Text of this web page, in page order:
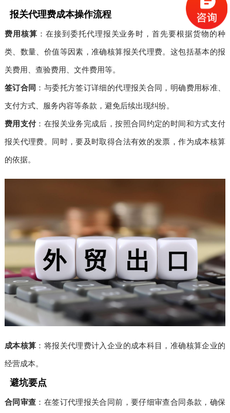
报关代理费成本操作流程
费用核算 ：在接到委托代理报关业务时，首先要根据货物的种
类、数量、价值等因素，准确核算报关代理费。这包括基本的报
关费用、查验费用、文件费用等。
签订合同 ：与委托方签订详细的代理报关合同，明确费用标准、
支付方式、服务内容等条款，避免后续出现纠纷。
费用支付：在报关业务完成后，按照合同约定的时间和方式支付
报关代理费。同时，要及时取得合法有效的发票，作为成本核算
的依据。
成本核算 ：将报关代理费计入企业的成本科目，准确核算企业的
经营成本。
避坑要点
合同审查 ：在签订代理报关合同前，要仔细审查合同条款，确保